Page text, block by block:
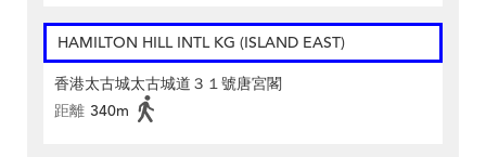
HAMILTON HILL INTL KG (ISLAND EAST)
香港太古城太古城道３１號唐宮閣
距離 340m